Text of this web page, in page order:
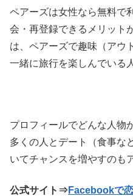
ペアーズは女性なら無料で
会・再登録できるメリット
は、ペアーズで趣味（アウ
一緒に旅行を楽しんでいる
プロフィールでどんな人物
多くの人とデート（食事な
いてチャンスを増やすのも
公式サイト⇒ Facebookで